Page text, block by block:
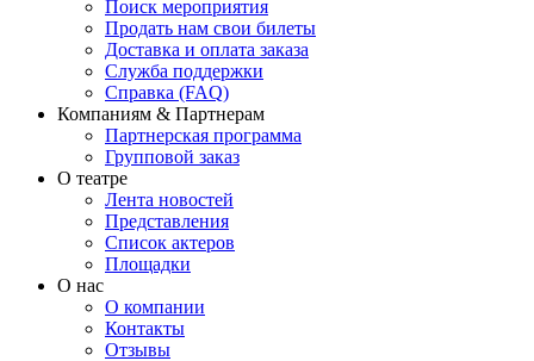
Поиск мероприятия
Продать нам свои билеты
Доставка и оплата заказа
Служба поддержки
Справка (FAQ)
Компаниям & Партнерам
Партнерская программа
Групповой заказ
О театре
Лента новостей
Представления
Список актеров
Площадки
О нас
О компании
Контакты
Отзывы